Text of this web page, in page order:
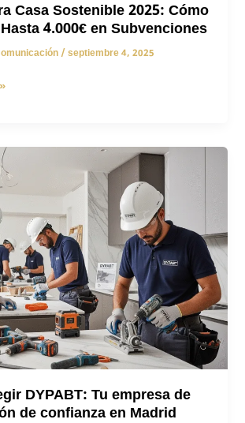
Casa Sostenible 2025: Cómo
4.000€ en Subvenciones
/septiembre 4, 2025
DYPABT: Tu empresa de
de confianza en Madrid